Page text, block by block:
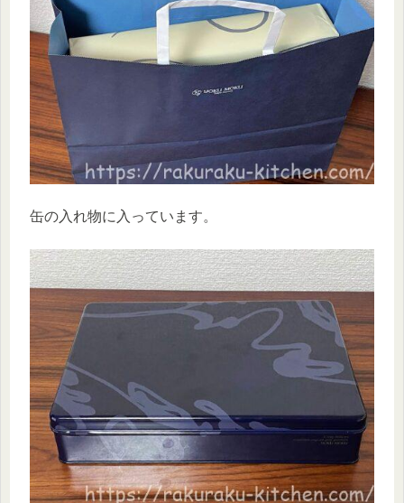
缶の入れ物に入っています。